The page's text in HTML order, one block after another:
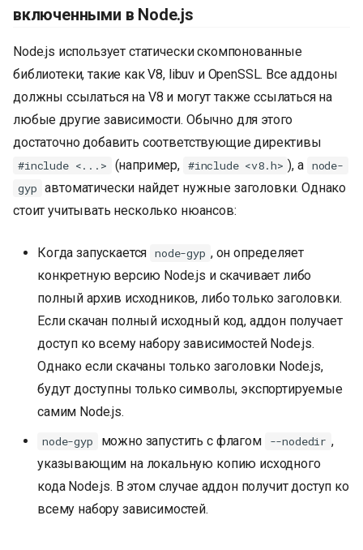
включенными в Node.js
Node.js использует статически скомпонованные
библиотеки, такие как V8, libuv и OpenSSL. Все аддоны
должны ссылаться на V8 и могут также ссылаться на
любые другие зависимости. Обычно для этого
достаточно добавить соответствующие директивы
#include <...> (например, #include <v8.h> ), а node-
gyp автоматически найдет нужные заголовки. Однако
стоит учитывать несколько нюансов:
Когда запускается node-gyp , он определяет
конкретную версию Node.js и скачивает либо
полный архив исходников, либо только заголовки.
Если скачан полный исходный код, аддон получает
доступ ко всему набору зависимостей Node.js.
Однако если скачаны только заголовки Node.js,
будут доступны только символы, экспортируемые
самим Node.js.
node-gyp можно запустить с флагом --nodedir ,
указывающим на локальную копию исходного
кода Node.js. В этом случае аддон получит доступ ко
всему набору зависимостей.